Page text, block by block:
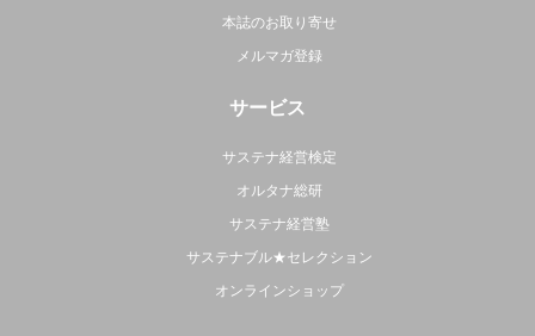
本誌のお取り寄せ
メルマガ登録
サービス
サステナ経営検定
オルタナ総研
サステナ経営塾
サステナブル★セレクション
オンラインショップ